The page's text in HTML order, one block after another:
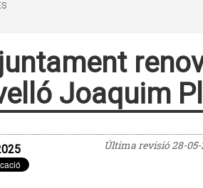
Joaquim
Última revisió28-05-